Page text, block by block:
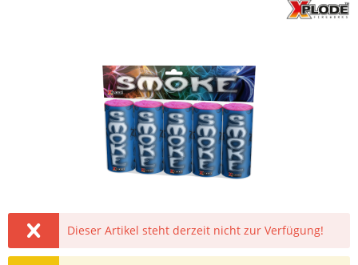
Dieser Artikel steht derzeit nicht zur Verfügung!